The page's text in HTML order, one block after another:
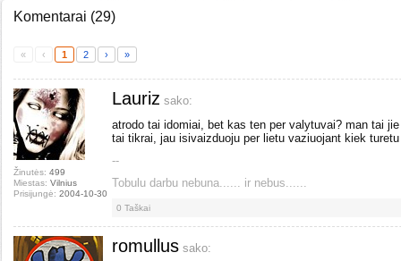
Komentarai (29)
« ‹ 1 2 › »
Žinutės: 499
Miestas: Vilnius
Prisijungė: 2004-10-30
Lauriz sako:
atrodo tai idomiai, bet kas ten per valytuvai? man tai
tai tikrai, jau isivaizduoju per lietu vaziuojant kiek
--
Tobulu darbu nebuna...... ir nebus......
0 Taškai
romullus sako: